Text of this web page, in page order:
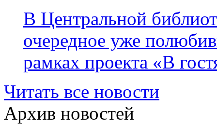
В Центральной
очередное уже
рамках проекта «В
Читать все новости
Архив новостей